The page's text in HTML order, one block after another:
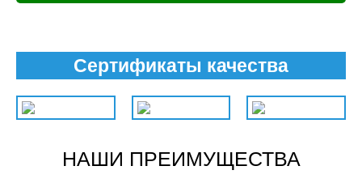
Сертификаты качества
НАШИ ПРЕИМУЩЕСТВА